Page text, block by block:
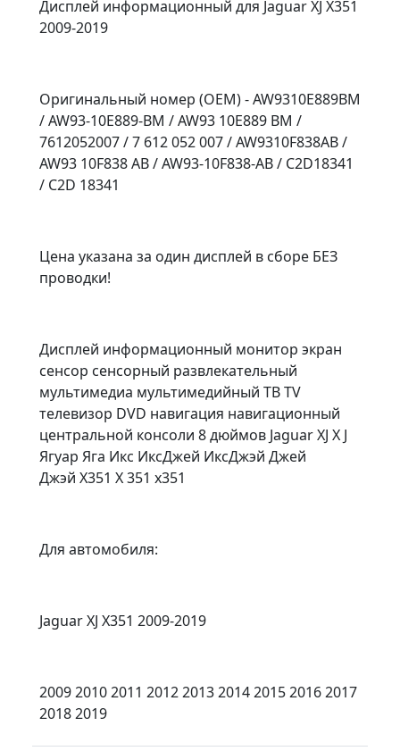
Дисплей информационный для Jaguar XJ X351
2009-2019
Оригинальный номер (OEM) - AW9310E889BM
/ AW93-10E889-BM / AW93 10E889 BM /
7612052007 / 7 612 052 007 / AW9310F838AB /
AW93 10F838 AB / AW93-10F838-AB / C2D18341
/ C2D 18341
Цена указана за один дисплей в сборе БЕЗ
проводки!
Дисплей информационный монитор экран
сенсор сенсорный развлекательный
мультимедиа мультимедийный ТВ TV
телевизор DVD навигация навигационный
центральной консоли 8 дюймов Jaguar XJ X J
Ягуар Яга Икс ИксДжей ИксДжэй Джей
Джэй X351 X 351 х351
Для автомобиля:
Jaguar XJ X351 2009-2019
2009 2010 2011 2012 2013 2014 2015 2016 2017
2018 2019